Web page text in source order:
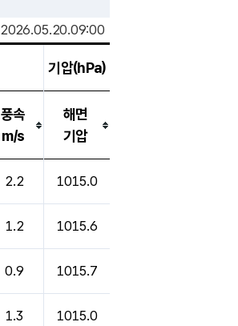
2026.05.20.09:00
기압(hPa)
풍속
m/s
해면
기압
2.2 1015.0
1.2 1015.6
0.9 1015.7
1.3 1015.0